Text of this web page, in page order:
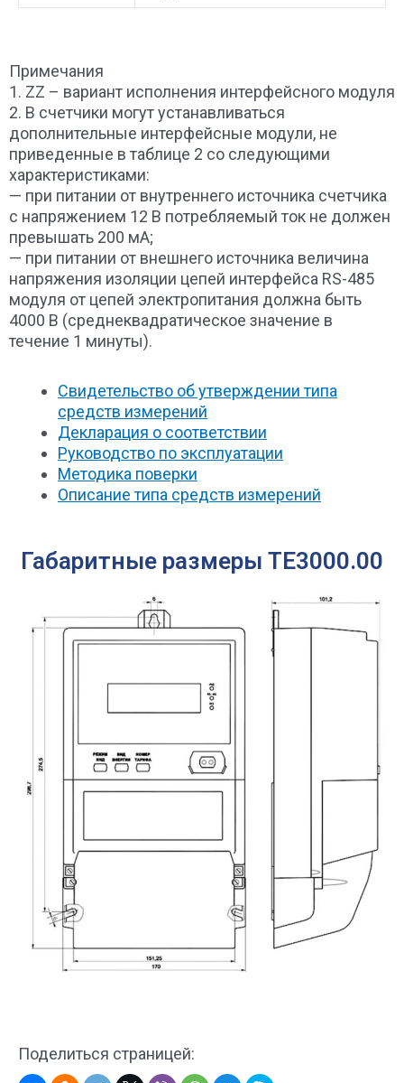
Примечания
1. ZZ – вариант исполнения интерфейсного модуля
2. В счетчики могут устанавливаться
дополнительные интерфейсные модули, не
приведенные в таблице 2 со следующими
характеристиками:
— при питании от внутреннего источника счетчика
с напряжением 12 В потребляемый ток не должен
превышать 200 мА;
— при питании от внешнего источника величина
напряжения изоляции цепей интерфейса RS-485
модуля от цепей электропитания должна быть
4000 В (среднеквадратическое значение в
течение 1 минуты).
Свидетельство об утверждении типа
средств измерений
Декларация о соответствии
Руководство по эксплуатации
Методика поверки
Описание типа средств измерений
Габаритные размеры ТЕ3000.00
Поделиться страницей: